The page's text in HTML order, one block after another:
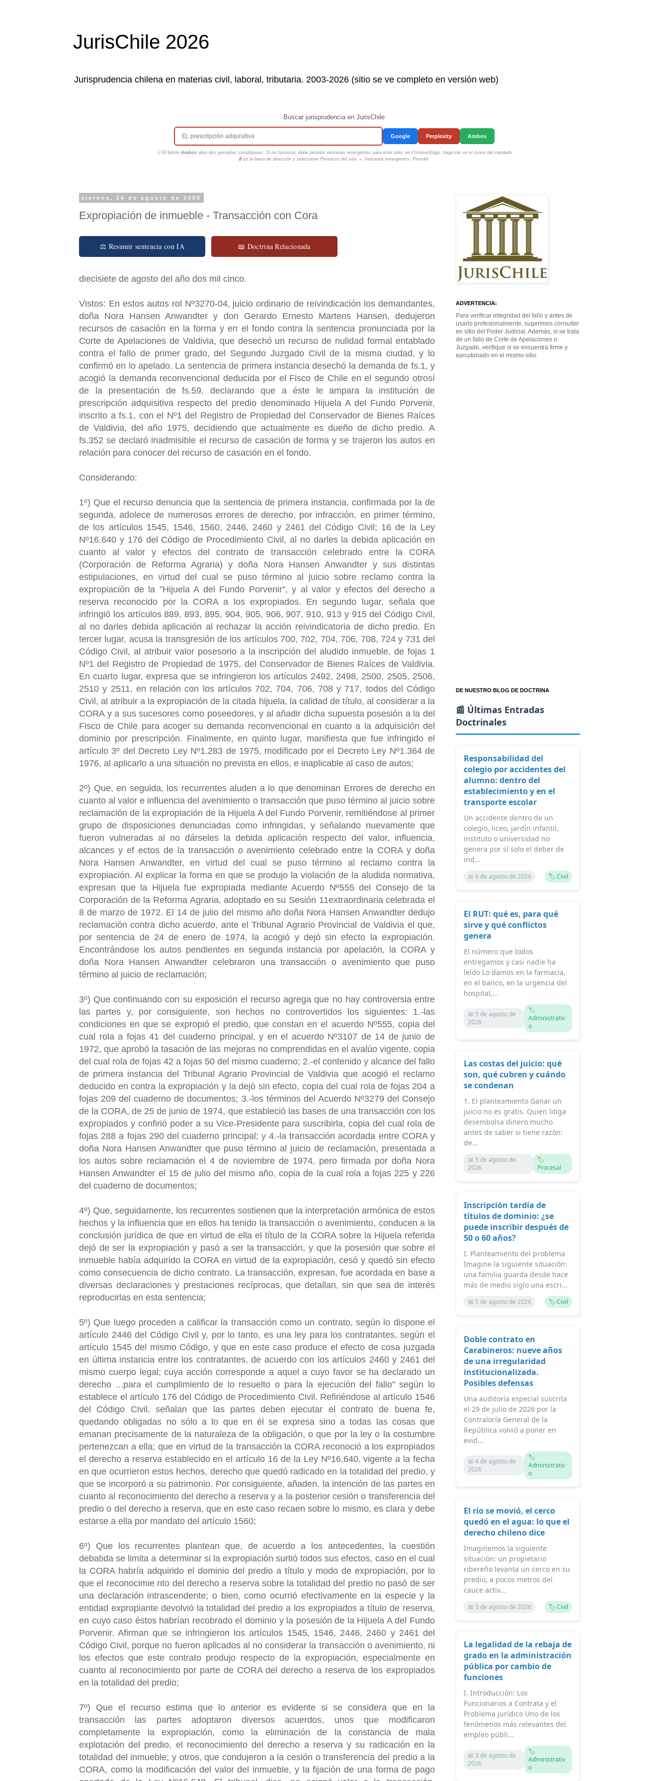
JurisChile 2026
Jurisprudencia chilena en materias civil, laboral, tributaria. 2003-2026 (sitio se ve completo en versión web)
Buscar jurisprudencia en JurisChile
Google Perplexity Ambos
ⓘ El botón Ambosabre dos pestañas simultáneas. Si no funciona, debe permitir ventanas emergentes para este sitio: en Chrome/Edge, haga clic en el ícono del candado
🔒 en la barra de dirección y seleccione Permisos del sitio → Ventanas emergentes: Permitir.
viernes, 26 de agosto de 2005
Expropiación de inmueble - Transacción con Cora
⚖ Resumir sentencia con IA 📖 Doctrina Relacionada
diecisiete de agosto del año dos mil cinco.
Vistos: En estos autos rol Nº3270-04, juicio ordinario de reivindicación los demandantes,
doña Nora Hansen Anwandter y don Gerardo Ernesto Martens Hansen, dedujeron
recursos de casación en la forma y en el fondo contra la sentencia pronunciada por la
Corte de Apelaciones de Valdivia, que desechó un recurso de nulidad formal entablado
contra el fallo de primer grado, del Segundo Juzgado Civil de la misma ciudad, y lo
confirmó en lo apelado. La sentencia de primera instancia desechó la demanda de fs.1, y
acogió la demanda reconvencional deducida por el Fisco de Chile en el segundo otrosí
de la presentación de fs.59, declarando que a éste le ampara la institución de
prescripción adquisitiva respecto del predio denominado Hijuela A del Fundo Porvenir,
inscrito a fs.1, con el Nº1 del Registro de Propiedad del Conservador de Bienes Raíces
de Valdivia, del año 1975, decidiendo que actualmente es dueño de dicho predio. A
fs.352 se declaró inadmisible el recurso de casación de forma y se trajeron los autos en
relación para conocer del recurso de casación en el fondo.
Considerando:
1º) Que el recurso denuncia que la sentencia de primera instancia, confirmada por la de
segunda, adolece de numerosos errores de derecho, por infracción, en primer término,
de los artículos 1545, 1546, 1560, 2446, 2460 y 2461 del Código Civil; 16 de la Ley
Nº16.640 y 176 del Código de Procedimiento Civil, al no darles la debida aplicación en
cuanto al valor y efectos del contrato de transacción celebrado entre la CORA
(Corporación de Reforma Agraria) y doña Nora Hansen Anwandter y sus distintas
estipulaciones, en virtud del cual se puso término al juicio sobre reclamo contra la
expropiación de la "Hijuela A del Fundo Porvenir", y al valor y efectos del derecho a
reserva reconocido por la CORA a los expropiados. En segundo lugar, señala que
infringió los artículos 889, 893, 895, 904, 905, 906, 907, 910, 913 y 915 del Código Civil,
al no darles debida aplicación al rechazar la acción reivindicatoria de dicho predio. En
tercer lugar, acusa la transgresión de los artículos 700, 702, 704, 706, 708, 724 y 731 del
Código Civil, al atribuir valor posesorio a la inscripción del aludido inmueble, de fojas 1
Nº1 del Registro de Propiedad de 1975, del Conservador de Bienes Raíces de Valdivia.
En cuarto lugar, expresa que se infringieron los artículos 2492, 2498, 2500, 2505, 2506,
2510 y 2511, en relación con los artículos 702, 704, 706, 708 y 717, todos del Código
Civil, al atribuir a la expropiación de la citada hijuela, la calidad de título, al considerar a la
CORA y a sus sucesores como poseedores, y al añadir dicha supuesta posesión a la del
Fisco de Chile para acoger su demanda reconvencional en cuanto a la adquisición del
dominio por prescripción. Finalmente, en quinto lugar, manifiesta que fue infringido el
artículo 3º del Decreto Ley Nº1.283 de 1975, modificado por el Decreto Ley Nº1.364 de
1976, al aplicarlo a una situación no prevista en ellos, e inaplicable al caso de autos;
2º) Que, en seguida, los recurrentes aluden a lo que denominan Errores de derecho en
cuanto al valor e influencia del avenimiento o transacción que puso término al juicio sobre
reclamación de la expropiación de la Hijuela A del Fundo Porvenir, remitiéndose al primer
grupo de disposiciones denunciadas como infringidas, y señalando nuevamente que
fueron vulneradas al no dárseles la debida aplicación respecto del valor, influencia,
alcances y ef ectos de la transacción o avenimiento celebrado entre la CORA y doña
Nora Hansen Anwandter, en virtud del cual se puso término al reclamo contra la
expropiación. Al explicar la forma en que se produjo la violación de la aludida normativa,
expresan que la Hijuela fue expropiada mediante Acuerdo Nº555 del Consejo de la
Corporación de la Reforma Agraria, adoptado en su Sesión 11extraordinaria celebrada el
8 de marzo de 1972. El 14 de julio del mismo año doña Nora Hansen Anwandter dedujo
reclamación contra dicho acuerdo, ante el Tribunal Agrario Provincial de Valdivia el que,
por sentencia de 24 de enero de 1974, la acogió y dejó sin efecto la expropiación.
Encontrándose los autos pendientes en segunda instancia por apelación, la CORA y
doña Nora Hansen Anwandter celebraron una transacción o avenimiento que puso
término al juicio de reclamación;
3º) Que continuando con su exposición el recurso agrega que no hay controversia entre
las partes y, por consiguiente, son hechos no controvertidos los siguientes: 1.-las
condiciones en que se expropió el predio, que constan en el acuerdo Nº555, copia del
cual rola a fojas 41 del cuaderno principal, y en el acuerdo Nº3107 de 14 de junio de
1972, que aprobó la tasación de las mejoras no comprendidas en el avalúo vigente, copia
del cual rola de fojas 42 a fojas 50 del mismo cuaderno; 2.-el contenido y alcance del fallo
de primera instancia del Tribunal Agrario Provincial de Valdivia que acogió el reclamo
deducido en contra la expropiación y la dejó sin efecto, copia del cual rola de fojas 204 a
fojas 209 del cuaderno de documentos; 3.-los términos del Acuerdo Nº3279 del Consejo
de la CORA, de 25 de junio de 1974, que estableció las bases de una transacción con los
expropiados y confirió poder a su Vice-Presidente para suscribirla, copia del cual rola de
fojas 288 a fojas 290 del cuaderno principal; y 4.-la transacción acordada entre CORA y
doña Nora Hansen Anwandter que puso término al juicio de reclamación, presentada a
los autos sobre reclamación el 4 de noviembre de 1974, pero firmada por doña Nora
Hansen Anwandter el 15 de julio del mismo año, copia de la cual rola a fojas 225 y 226
del cuaderno de documentos;
4º) Que, seguidamente, los recurrentes sostienen que la interpretación armónica de estos
hechos y la influencia que en ellos ha tenido la transacción o avenimiento, conducen a la
conclusión jurídica de que en virtud de ella el título de la CORA sobre la Hijuela referida
dejó de ser la expropiación y pasó a ser la transacción, y que la posesión que sobre el
inmueble había adquirido la CORA en virtud de la expropiación, cesó y quedó sin efecto
como consecuencia de dicho contrato. La transacción, expresan, fue acordada en base a
diversas declaraciones y prestaciones recíprocas, que detallan, sin que sea de interés
reproducirlas en esta sentencia;
5º) Que luego proceden a calificar la transacción como un contrato, según lo dispone el
artículo 2446 del Código Civil y, por lo tanto, es una ley para los contratantes, según el
artículo 1545 del mismo Código, y que en este caso produce el efecto de cosa juzgada
en última instancia entre los contratantes, de acuerdo con los artículos 2460 y 2461 del
mismo cuerpo legal; cuya acción corresponde a aquel a cuyo favor se ha declarado un
derecho ...para el cumplimiento de lo resuelto o para la ejecución del fallo" según lo
establece el artículo 176 del Código de Procedimiento Civil. Refiriéndose al artículo 1546
del Código Civil, señalan que las partes deben ejecutar el contrato de buena fe,
quedando obligadas no sólo a lo que en él se expresa sino a todas las cosas que
emanan precisamente de la naturaleza de la obligación, o que por la ley o la costumbre
pertenezcan a ella; que en virtud de la transacción la CORA reconoció a los expropiados
el derecho a reserva establecido en el artículo 16 de la Ley Nº16.640, vigente a la fecha
en que ocurrieron estos hechos, derecho que quedó radicado en la totalidad del predio, y
que se incorporó a su patrimonio. Por consiguiente, añaden, la intención de las partes en
cuanto al reconocimiento del derecho a reserva y a la posterior cesión o transferencia del
predio o del derecho a reserva, que en este caso recaen sobre lo mismo, es clara y debe
estarse a ella por mandato del artículo 1560;
6º) Que los recurrentes plantean que, de acuerdo a los antecedentes, la cuestión
debatida se limita a determinar si la expropiación surtió todos sus efectos, caso en el cual
la CORA habría adquirido el dominio del predio a título y modo de expropiación, por lo
que el reconocimie nto del derecho a reserva sobre la totalidad del predio no pasó de ser
una declaración intrascendente; o bien, como ocurrió efectivamente en la especie y la
entidad expropiante devolvió la totalidad del predio a los expropiados a título de reserva,
en cuyo caso éstos habrían recobrado el dominio y la posesión de la Hijuela A del Fundo
Porvenir. Afirman que se infringieron los artículos 1545, 1546, 2446, 2460 y 2461 del
Código Civil, porque no fueron aplicados al no considerar la transacción o avenimiento, ni
los efectos que este contrato produjo respecto de la expropiación, especialmente en
cuanto al reconocimiento por parte de CORA del derecho a reserva de los expropiados
en la totalidad del predio;
7º) Que el recurso estima que lo anterior es evidente si se considera que en la
transacción las partes adoptaron diversos acuerdos, unos que modificaron
completamente la expropiación, como la eliminación de la constancia de mala
explotación del predio, el reconocimiento del derecho a reserva y su radicación en la
totalidad del inmueble; y otros, que condujeron a la cesión o transferencia del predio a la
CORA, como la modificación del valor del inmueble, y la fijación de una forma de pago
ADVERTENCIA:
Para verificar integridad del fallo y antes de
usarlo profesionalmente, sugerimos consultar
en sitio del Poder Judicial. Además, si se trata
de un fallo de Corte de Apelaciones o
Juzgado, verifique si se encuentra firme y
ejecutoriado en el mismo sitio.
DE NUESTRO BLOG DE DOCTRINA
📰 Últimas Entradas
Doctrinales
Responsabilidad del
colegio por accidentes del
alumno: dentro del
establecimiento y en el
transporte escolar
Un accidente dentro de un
colegio, liceo, jardín infantil,
instituto o universidad no
genera por sí solo el deber de
ind...
📅 6 de agosto de 2026 🏷️ Civil
El RUT: qué es, para qué
sirve y qué conflictos
genera
El número que todos
entregamos y casi nadie ha
leído Lo damos en la farmacia,
en el banco, en la urgencia del
hospital,...
📅 5 de agosto de
2026
🏷️
Administrativ
o
Las costas del juicio: qué
son, qué cubren y cuándo
se condenan
1. El planteamiento Ganar un
juicio no es gratis. Quien litiga
desembolsa dinero mucho
antes de saber si tiene razón:
de...
📅 5 de agosto de
2026
🏷️
Procesal
Inscripción tardía de
títulos de dominio: ¿se
puede inscribir después de
50 o 60 años?
I. Planteamiento del problema
Imagine la siguiente situación:
una familia guarda desde hace
más de medio siglo una escri...
📅 5 de agosto de 2026 🏷️ Civil
Doble contrato en
Carabineros: nueve años
de una irregularidad
institucionalizada.
Posibles defensas
Una auditoría especial suscrita
el 29 de julio de 2026 por la
Contraloría General de la
República volvió a poner en
evid...
📅 4 de agosto de
2026
🏷️
Administrativ
o
El río se movió, el cerco
quedó en el agua: lo que el
derecho chileno dice
Imaginemos la siguiente
situación: un propietario
ribereño levanta un cerco en su
predio, a pocos metros del
cauce activ...
📅 3 de agosto de 2026 🏷️ Civil
La legalidad de la rebaja de
grado en la administración
pública por cambio de
funciones
I. Introducción: Los
Funcionarios a Contrata y el
Problema Jurídico Uno de los
fenómenos más relevantes del
empleo públi...
📅 3 de agosto de
2026
🏷️
Administrativ
o